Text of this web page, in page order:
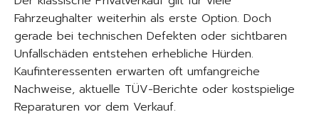
Fahrzeughalter weiterhin als erste Option. Doch
gerade bei technischen Defekten oder sichtbaren
Unfallschäden entstehen erhebliche Hürden.
Kaufinteressenten erwarten oft umfangreiche
Nachweise, aktuelle TÜV-Berichte oder kostspielige
Reparaturen vor dem Verkauf.